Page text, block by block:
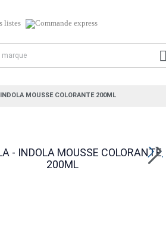
INDOLA MOUSSE COLORANTE 200ML